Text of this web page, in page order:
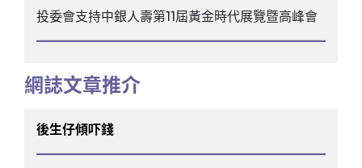
投委會支持中銀人壽第11屆黃金時代展覽暨高峰會
網誌文章推介
後生仔傾吓錢